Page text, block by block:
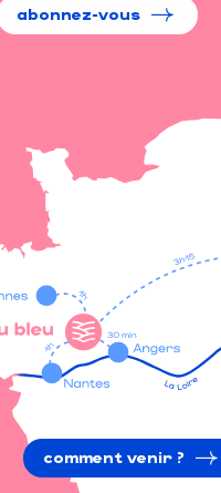
abonnez-vous
comment venir ?